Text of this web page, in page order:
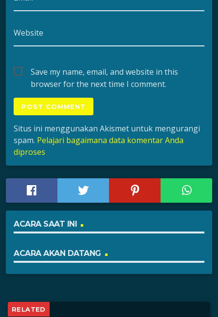
Website
Save my name, email, and website in this
browser for the next time I comment.
Situs ini menggunakan Akismet untuk mengurangi
spam. Pelajari bagaimana data komentar Anda
diproses
ACARA SAAT INI
ACARA AKAN DATANG
RELATED